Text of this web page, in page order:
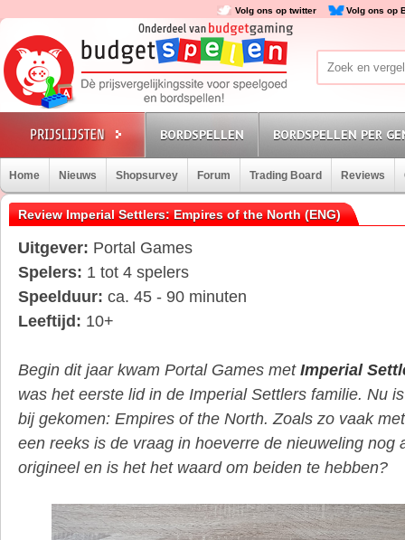
Volg ons op twitter Volg ons op
BORDSPELLEN BORDSPELLEN PER
Home Nieuws Shopsurvey Forum Trading Board Reviews
Review Imperial Settlers: Empires of the North (ENG)
Uitgever: Portal Games
Spelers: 1 tot 4 spelers
Speelduur: ca. 45 - 90 minuten
Leeftijd: 10+
Begin dit jaar kwam Portal Games metImperial
was het eerste lid in de Imperial Settlers familie. Nu
bij gekomen: Empires of the North. Zoals zo vaak
een reeks is de vraag in hoeverre de nieuweling nog
origineel en is het het waard om beiden te hebben?